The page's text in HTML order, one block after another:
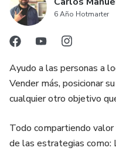
6 Año Hotmarter
Ayudo a las personas a
Vender más, posicionar
cualquier otro objetivo
Todo compartiendo
de las estrategias como: